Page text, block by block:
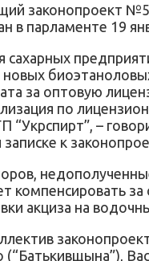
законопроект
в парламенте 19
сахарных
новых
за оптовую
по
“Укрспирт”, –
к
компенсировать за
акциза на